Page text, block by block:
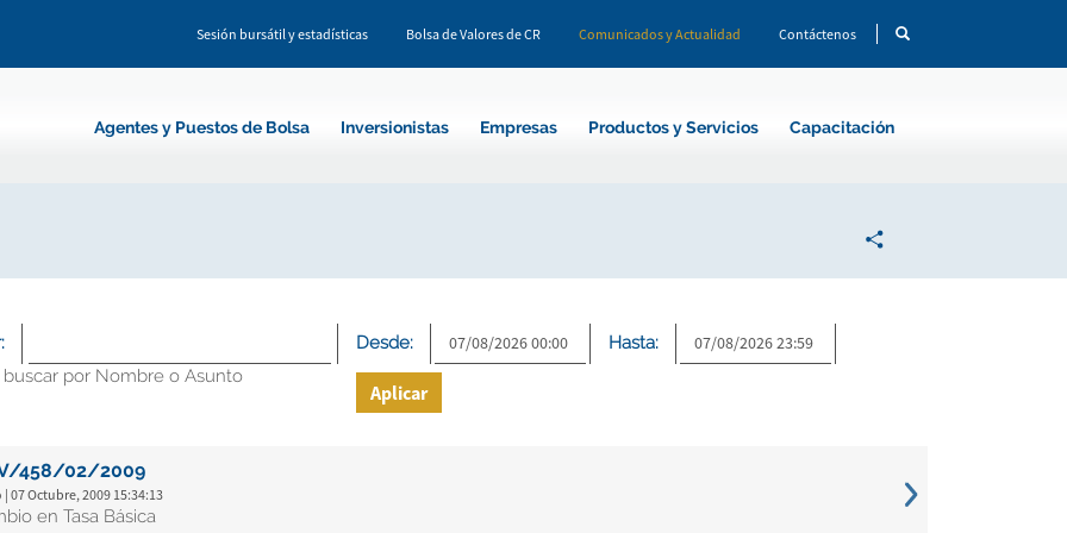
Sesión bursátil y estadísticas Bolsa de Valores de CR Comunicados y Actualidad Contáctenos
Agentes y Puestos de Bolsa Inversionistas Empresas Productos y Servicios Capacitación
buscar por Nombre o Asunto
Desde: Hasta:
Aplicar
458/02/2009
| 07 Octubre, 2009 15:34:13
en Tasa Básica